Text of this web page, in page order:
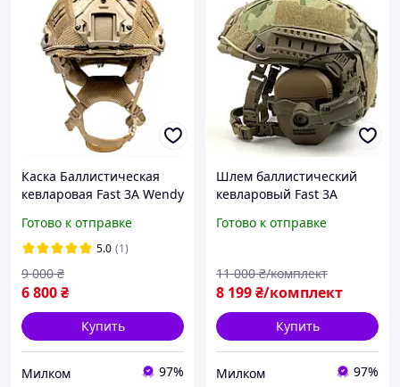
Каска Баллистическая
кевларовая Fast 3А Wendy
Готово к отправке
5.0 (1)
6 800₴
9 000 ₴
Купить
Милком 97%
Шлем баллистический
кевларовый Fast 3A
крепления чебурашка
Готово к отправке
8 199₴/комплект
11 000 ₴/комплект
Купить
Милком 97%